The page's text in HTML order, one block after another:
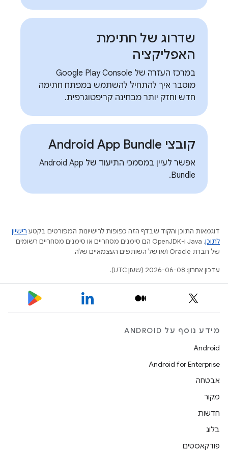
שדרוג של חתימת
האפליקציה
במרכז העזרה של Google Play Console
מוסבר איך להתחיל להשתמש במפתח חתימה
חדש וחזק יותר מבחינה קריפטוגרפית.
קובצי Android App Bundle
אפשר לעיין במסמכי התיעוד של Android App
Bundle.
דוגמאות התוכן והקוד שבדף הזה כפופות לרישיונות המפורטים בקטע רישיון
לתוכן
.‏ Java ו-OpenJDK הם סימנים מסחריים או סימנים מסחריים רשומים
של חברת Oracle ו/או של השותפים העצמאיים שלה.
עדכון אחרון: 2026-06-08 (שעון UTC).
מידע נוסף על ANDROID
Android
Android for Enterprise
אבטחה
מקור
חדשות
בלוג
פודקאסטים